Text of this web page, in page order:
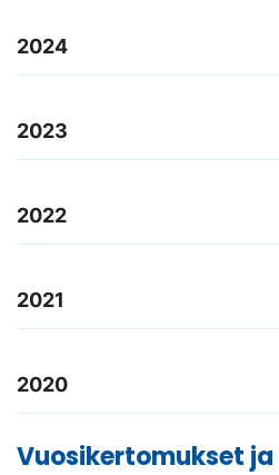
2024
2023
2022
2021
2020
Vuosikertomukset